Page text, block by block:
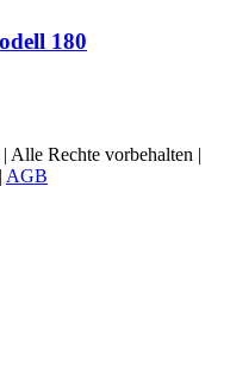
180
€.
Rechte vorbehalten |
| AGB